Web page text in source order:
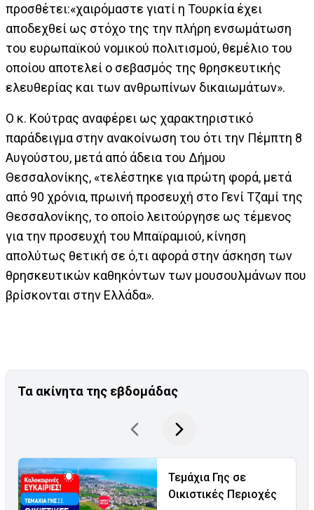
προσθέτει:«χαιρόμαστε γιατί η Τουρκία έχει
αποδεχθεί ως στόχο της την πλήρη ενσωμάτωση
του ευρωπαϊκού νομικού πολιτισμού, θεμέλιο του
οποίου αποτελεί ο σεβασμός της θρησκευτικής
ελευθερίας και των ανθρωπίνων δικαιωμάτων».
Ο κ. Κούτρας αναφέρει ως χαρακτηριστικό
παράδειγμα στην ανακοίνωση του ότι την Πέμπτη 8
Αυγούστου, μετά από άδεια του Δήμου
Θεσσαλονίκης, «τελέστηκε για πρώτη φορά, μετά
από 90 χρόνια, πρωινή προσευχή στο Γενί Τζαμί της
Θεσσαλονίκης, το οποίο λειτούργησε ως τέμενος
για την προσευχή του Μπαϊραμιού, κίνηση
απολύτως θετική σε ό,τι αφορά στην άσκηση των
θρησκευτικών καθηκόντων των μουσουλμάνων που
βρίσκονται στην Ελλάδα».
Τα ακίνητα της εβδομάδας
Τεμάχια Γης σε
Οικιστικές Περιοχές